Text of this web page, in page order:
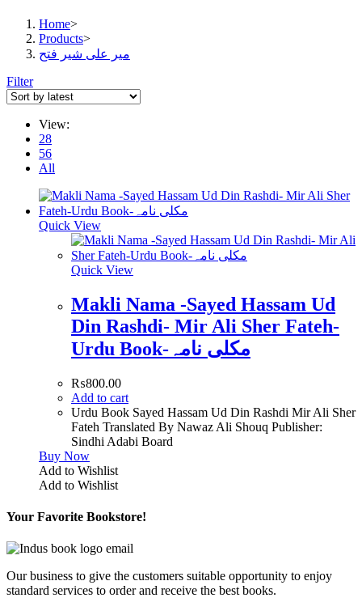
Home>
Products>
میر علی شیر فتح
Filter
View:
28
56
All
Quick View
Quick View
Makli Nama -Sayed Hassam Ud
Din Rashdi- Mir Ali Sher Fateh-
Urdu Book-مکلی نامہ
₨800.00
Add to cart
Urdu Book Sayed Hassam Ud Din Rashdi Mir Ali Sher
Fateh Translated By Nawaz Ali Shouq Publisher:
Sindhi Adabi Board
Buy Now
Add to Wishlist
Add to Wishlist
Your Favorite Bookstore!
Our business to give the customers suitable opportunity to enjoy
standard services to order and receive the best books.